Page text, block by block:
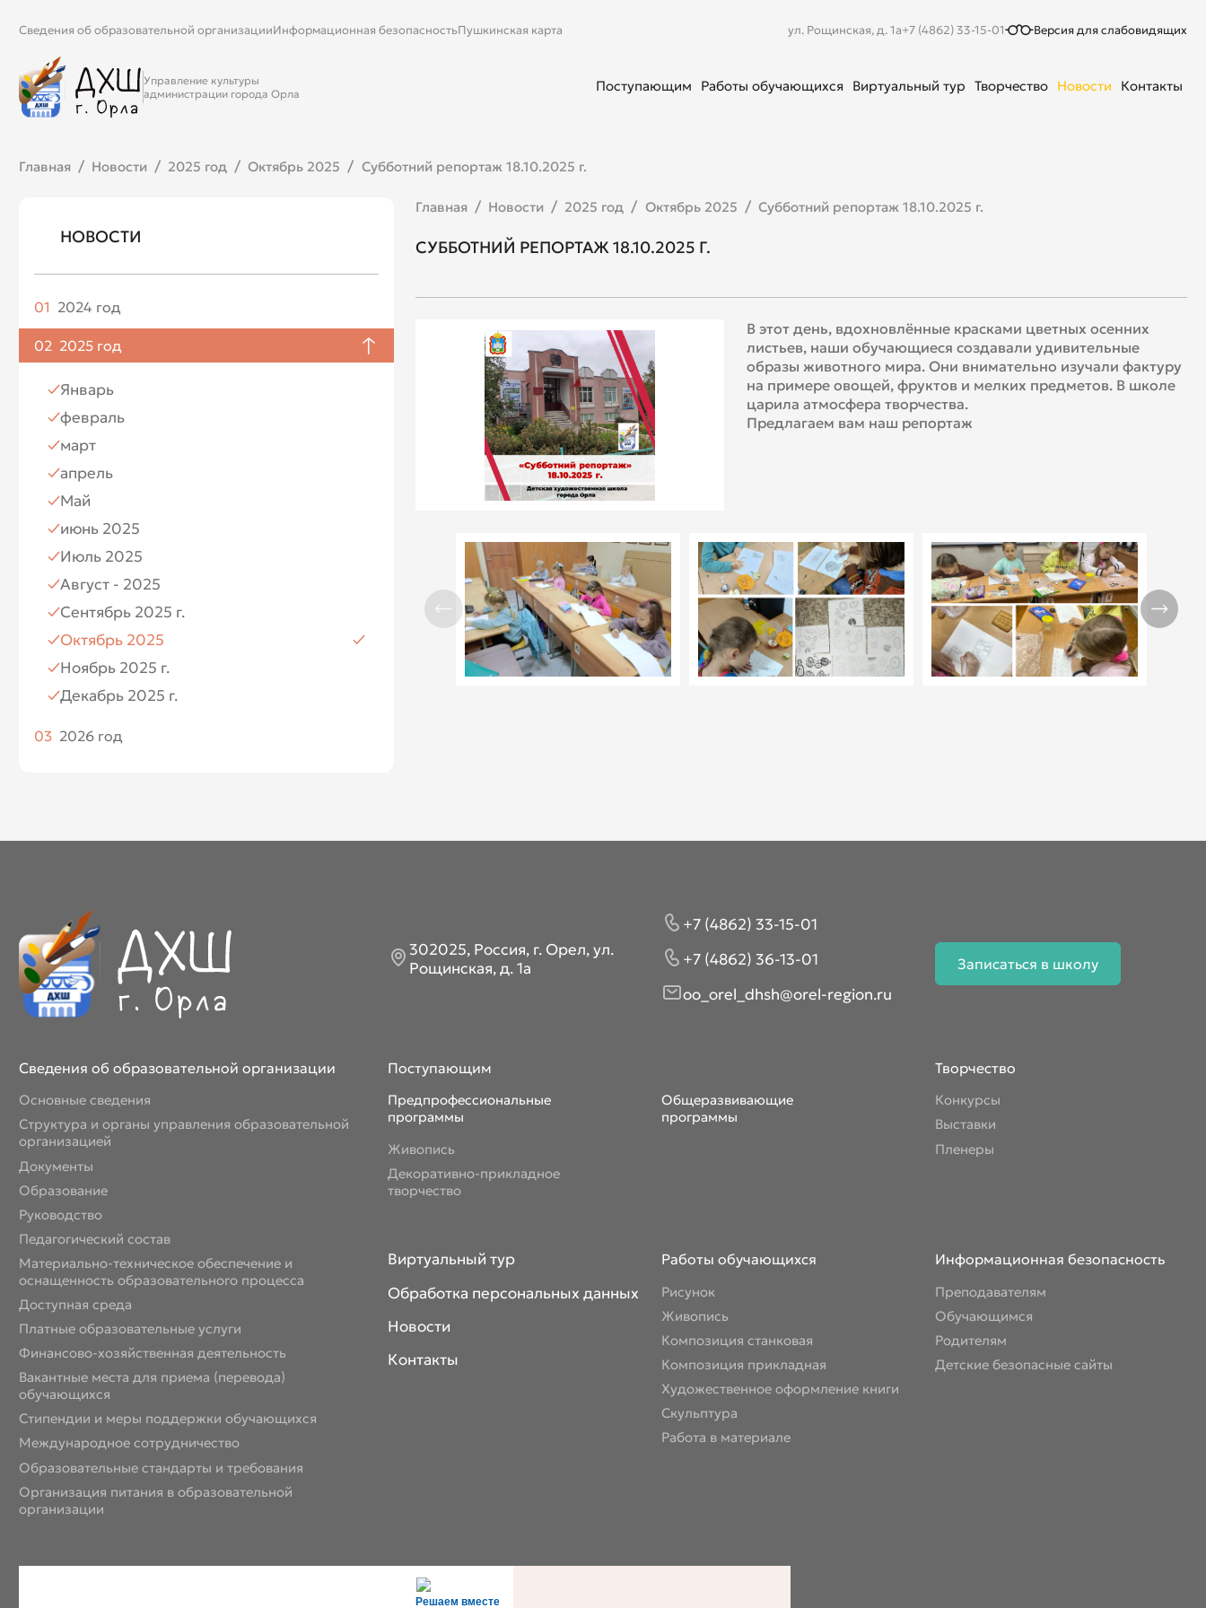
Сведения об образовательной организацииИнформационная безопасностьПушкинская карта ул. Рощинская, д. 1а+7 (4862) 33-15-01 Версия для слабовидящих
Управление культуры
администрации города Орла
Поступающим Работы обучающихся Виртуальный тур Творчество Новости Контакты
Главная Новости 2025 год Октябрь 2025 Субботний репортаж 18.10.2025 г.
НОВОСТИ
01 2024 год
Апрель
Май
Июнь
Июль
Август
Ноябрь
Декабрь
02 2025 год
Январь
февраль
март
апрель
Май
июнь 2025
Июль 2025
Август - 2025
Сентябрь 2025 г.
Октябрь 2025
Ноябрь 2025 г.
Декабрь 2025 г.
03 2026 год
Июнь 2026
Июль 2026
Главная Новости 2025 год Октябрь 2025 Субботний репортаж 18.10.2025 г.
СУББОТНИЙ РЕПОРТАЖ 18.10.2025 Г.
В этот день, вдохновлённые красками цветных осенних
листьев, наши обучающиеся создавали удивительные
образы животного мира. Они внимательно изучали фактуру
на примере овощей, фруктов и мелких предметов. В школе
царила атмосфера творчества.
Предлагаем вам наш репортаж
302025, Россия, г. Орел, ул.
Рощинская, д. 1а
+7 (4862) 33-15-01
+7 (4862) 36-13-01
oo_orel_dhsh@orel-region.ru
Записаться в школу
Сведения об образовательной организации
Основные сведения
Структура и органы управления образовательной
организацией
Документы
Образование
Руководство
Педагогический состав
Материально-техническое обеспечение и
оснащенность образовательного процесса
Доступная среда
Платные образовательные услуги
Финансово-хозяйственная деятельность
Вакантные места для приема (перевода)
обучающихся
Стипендии и меры поддержки обучающихся
Международное сотрудничество
Образовательные стандарты и требования
Организация питания в образовательной
организации
Поступающим
Предпрофессиональные
программы
Живопись
Декоративно-прикладное
творчество
Общеразвивающие
программы
Творчество
Конкурсы
Выставки
Пленеры
Виртуальный тур
Обработка персональных данных
Новости
Контакты
Работы обучающихся
Рисунок
Живопись
Композиция станковая
Композиция прикладная
Художественное оформление книги
Скульптура
Работа в материале
Информационная безопасность
Преподавателям
Обучающимся
Родителям
Детские безопасные сайты
Решаем вместе